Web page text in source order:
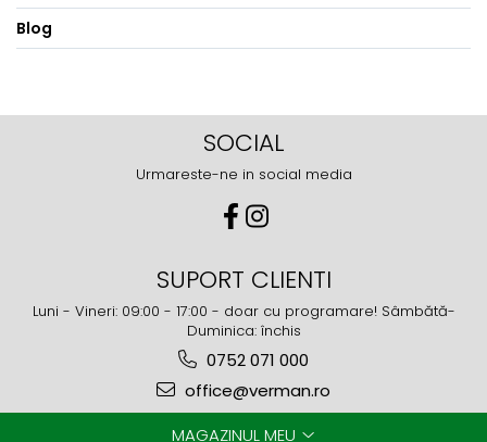
Blog
SOCIAL
Urmareste-ne in social media
SUPORT CLIENTI
Luni - Vineri: 09:00 - 17:00 - doar cu programare! Sâmbătă-
Duminica: închis
0752 071 000
office@verman.ro
MAGAZINUL MEU